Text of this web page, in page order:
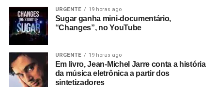
URGENTE 19 horas ago
Sugar ganha mini-documentário,
“Changes”, no YouTube
URGENTE 19 horas ago
Em livro, Jean-Michel Jarre conta a história
da música eletrônica a partir dos
sintetizadores